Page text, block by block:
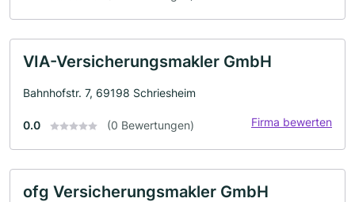
VIA-Versicherungsmakler GmbH
Bahnhofstr. 7, 69198 Schriesheim
0.0 (0 Bewertungen) Firma bewerten
ofg Versicherungsmakler GmbH